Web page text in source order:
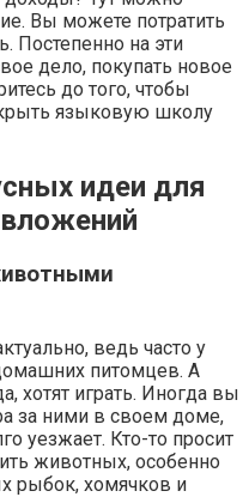
Вы можете потратить
Постепенно на эти
дело, покупать новое
до того, чтобы
языковую школу
идеи для
ведь часто у
питомцев. А
хотят играть. Иногда вы
за ними в своем доме,
уезжает. Кто-то просит
животных, особенно
рыбок, хомячков и